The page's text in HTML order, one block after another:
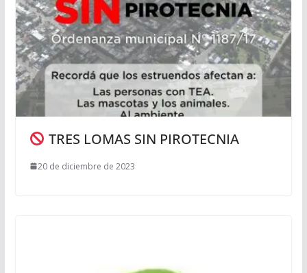
TRES LOMAS SIN PIROTECNIA
20 de diciembre de 2023